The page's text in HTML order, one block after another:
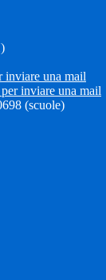
inviare una mail
inviare una mail
(scuole)